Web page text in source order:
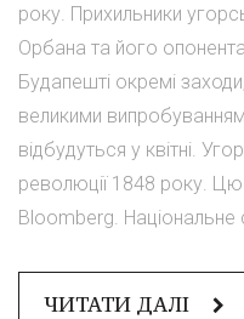
року. Прихильники
Орбана та його
Будапешті окремі
великими
відбудуться у квітні.
революції 1848 року.
Bloomberg. Національне
ЧИТАТИ ДАЛІ